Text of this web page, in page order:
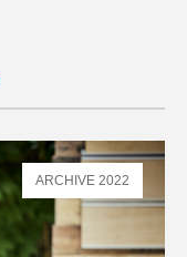
ARCHIVE 2022